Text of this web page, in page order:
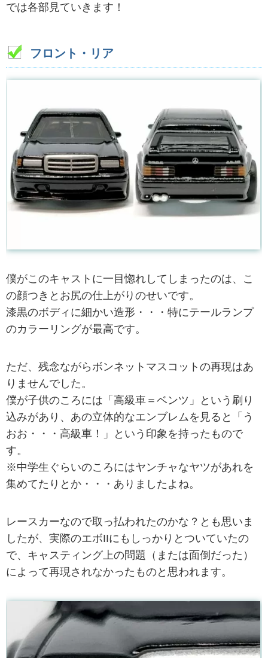
では各部見ていきます！
フロント・リア
僕がこのキャストに一目惚れしてしまったのは、こ
の顔つきとお尻の仕上がりのせいです。
漆黒のボディに細かい造形・・・特にテールランプ
のカラーリングが最高です。
ただ、残念ながらボンネットマスコットの再現はあ
りませんでした。
僕が子供のころには「高級車＝ベンツ」という刷り
込みがあり、あの立体的なエンブレムを見ると「う
おお・・・高級車！」という印象を持ったもので
す。
※中学生ぐらいのころにはヤンチャなヤツがあれを
集めてたりとか・・・ありましたよね。
レースカーなので取っ払われたのかな？とも思いま
したが、実際のエボIIにもしっかりとついていたの
で、キャスティング上の問題（または面倒だった）
によって再現されなかったものと思われます。